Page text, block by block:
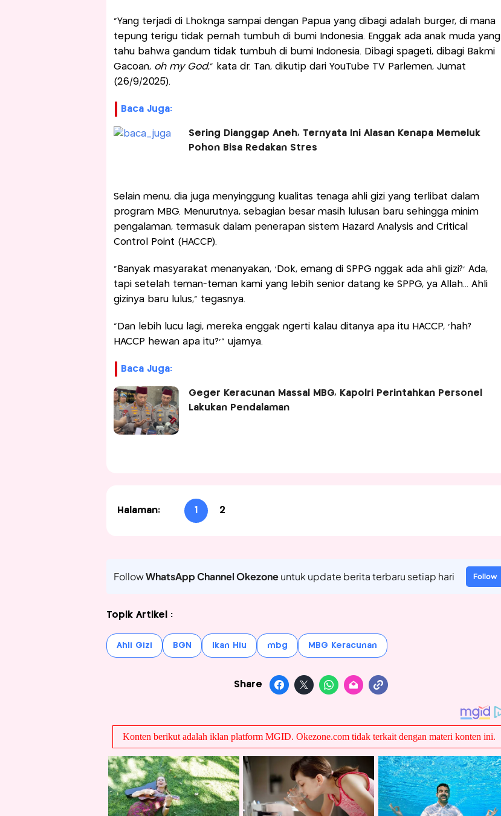
“Yang terjadi di Lhoknga sampai dengan Papua yang dibagi adalah burger, di mana
tepung terigu tidak pernah tumbuh di bumi Indonesia. Enggak ada anak muda yang
tahu bahwa gandum tidak tumbuh di bumi Indonesia. Dibagi spageti, dibagi Bakmi
Gacoan, oh my God,” kata dr. Tan, dikutip dari YouTube TV Parlemen, Jumat
(26/9/2025).
Baca Juga:
Sering Dianggap Aneh, Ternyata Ini Alasan Kenapa Memeluk
Pohon Bisa Redakan Stres
Selain menu, dia juga menyinggung kualitas tenaga ahli gizi yang terlibat dalam
program MBG. Menurutnya, sebagian besar masih lulusan baru sehingga minim
pengalaman, termasuk dalam penerapan sistem Hazard Analysis and Critical
Control Point (HACCP).
“Banyak masyarakat menanyakan, ‘Dok, emang di SPPG nggak ada ahli gizi?’ Ada,
tapi setelah teman-teman kami yang lebih senior datang ke SPPG, ya Allah... Ahli
gizinya baru lulus," tegasnya.
"Dan lebih lucu lagi, mereka enggak ngerti kalau ditanya apa itu HACCP, ‘hah?
HACCP hewan apa itu?’” ujarnya.
Baca Juga:
Geger Keracunan Massal MBG, Kapolri Perintahkan Personel
Lakukan Pendalaman
Halaman: 1 2
FollowWhatsApp Channel Okezoneuntuk update berita terbaru setiap hari Follow
Topik Artikel :
Ahli Gizi BGN Ikan Hiu mbg MBG Keracunan
Share